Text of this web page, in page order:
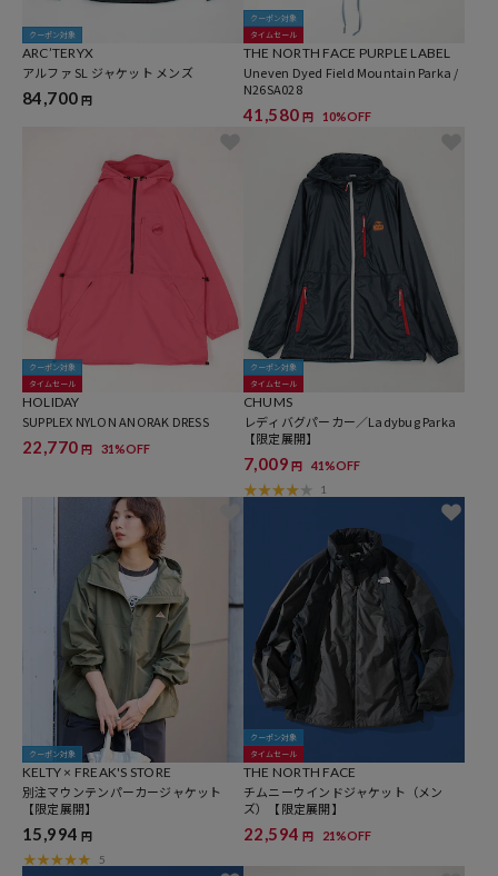
クーポン対象
ARC’TERYX
アルファ SL ジャケット メンズ
84,700 円
クーポン対象
タイムセール
THE NORTH FACE PURPLE LABEL
Uneven Dyed Field Mountain Parka /
N26SA028
41,580 円 10%OFF
クーポン対象
タイムセール
HOLIDAY
SUPPLEX NYLON ANORAK DRESS
22,770 円 31%OFF
クーポン対象
タイムセール
CHUMS
レディバグパーカー／Ladybug Parka
【限定展開】
7,009 円 41%OFF
1
クーポン対象
KELTY × FREAK'S STORE
別注マウンテンパーカージャケット
【限定展開】
15,994 円
5
クーポン対象
タイムセール
THE NORTH FACE
チムニーウインドジャケット（メン
ズ）【限定展開】
22,594 円 21%OFF